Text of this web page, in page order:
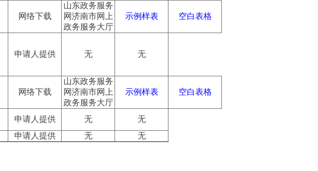
网络下载
山东政务服务
网济南市网上
政务服务大厅
示例样表 空白表格
申请人提供 无 无
网络下载
山东政务服务
网济南市网上
政务服务大厅
示例样表 空白表格
申请人提供 无
无
申请人提供 无 无